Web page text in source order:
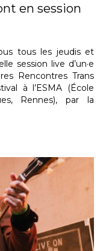
en session
tous les jeudis et
session live d’un·e
Rencontres Trans
à l’ESMA (École
Rennes), par la